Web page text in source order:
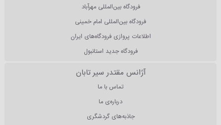
فرودگاه بین‌المللی مهرآباد
فرودگاه بین‌المللی امام خمینی
اطلاعات پروازی فرودگاه‌های ایران
فرودگاه جدید استانبول
آژانس مقتدر سیر تابان
تماس با ما
درباره‌ی ما
جاذبه‌های گردشگری